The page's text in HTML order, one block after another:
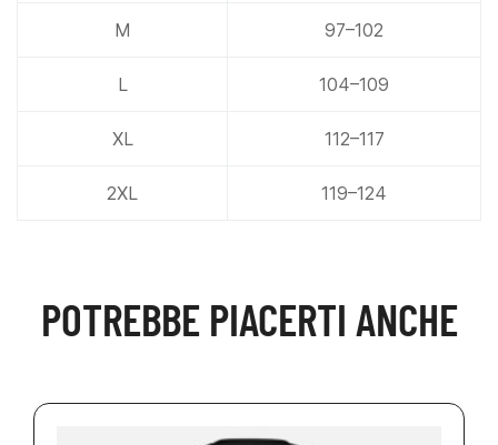
M 97–102
L 104–109
XL 112–117
2XL 119–124
POTREBBE PIACERTI ANCHE